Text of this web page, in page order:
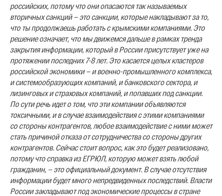
российских, потому что они опасаются так называемых
вторичных санкций — это санкции, которые накладывают за то,
что ты продолжаешь работать с крымскими компаниями. Это
решение означает, что мы движемся дальше в рамках тренда
закрытия информации, который в России присутствует уже на
протяжении последних 7-8 лет. Это касается целых кластеров
российской экономики — и военно-промышленного комплекса,
и системообразующих компаний, и банковского сектора, и
лизинговых и страховых компаний, и попавших под санкции.
По сути речь идет о том, что эти компании объявляются
токсичными, и в случае взаимодействия с этими компаниями
со стороны контрагентов, любое взаимодействие с ними может
стать причиной отказа от сотрудничества со стороны других
контрагентов. Сейчас стоит вопрос, как это будет реализовано,
потому что справка из ЕГРЮЛ, которую может взять любой
гражданин, — это официальный документ. В случае отсутствия
информации будет много непредвиденных последствий. Власти
России закладывают под экономические процессы в стране